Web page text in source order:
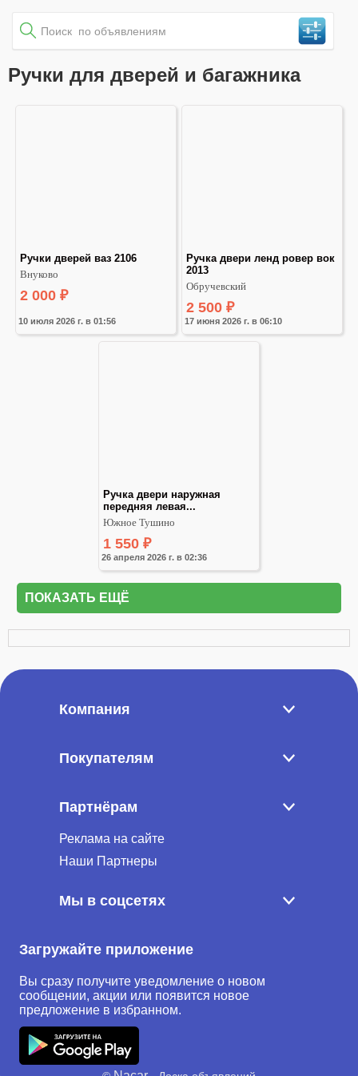
Ручки для дверей и багажника
10 июля 2026 г. в 01:56
Ручки дверей ваз 2106
Внуково
2 000 ₽
17 июня 2026 г. в 06:10
Ручка двери ленд ровер вок
2013
Обручевский
2 500 ₽
26 апреля 2026 г. в 02:36
Ручка двери наружная
передняя левая...
Южное Тушино
1 550 ₽
ПОКАЗАТЬ ЕЩЁ
Компания
Покупателям
Партнёрам
Реклама на сайте
Наши Партнеры
Мы в соцсетях
Загружайте приложение
Вы сразу получите уведомление о новом
сообщении, акции или появится новое
предложение в избранном.